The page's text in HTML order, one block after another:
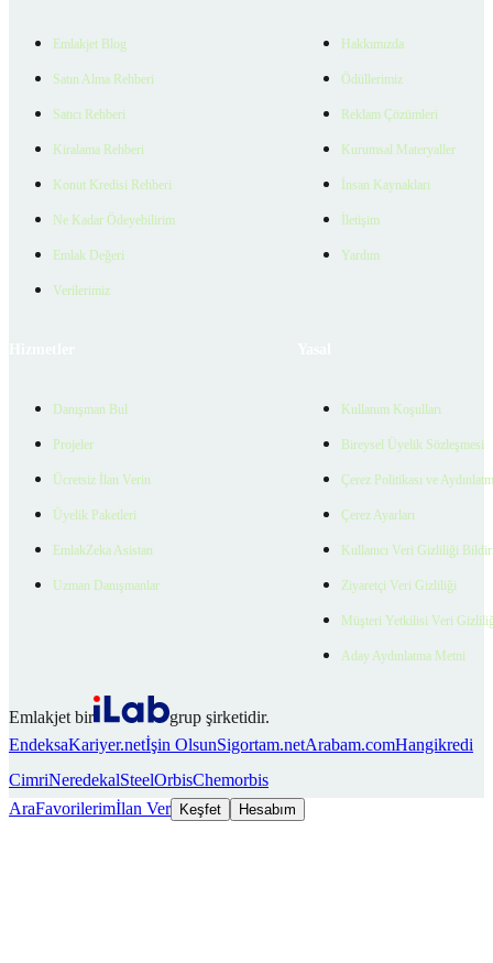
Emlakjet Blog
Satın Alma Rehberi
Satıcı Rehberi
Kiralama Rehberi
Konut Kredisi Rehberi
Ne Kadar Ödeyebilirim
Emlak Değeri
Verilerimiz
Hakkımızda
Ödüllerimiz
Reklam Çözümleri
Kurumsal Materyaller
İnsan Kaynakları
İletişim
Yardım
Danışman Bul
Projeler
Ücretsiz İlan Verin
Üyelik Paketleri
EmlakZeka Asistan
Uzman Danışmanlar
Kullanım Koşulları
Bireysel Üyelik Sözleşmesi
Çerez Politikası ve
Çerez Ayarları
Kullanıcı Veri Gizliliği
Ziyaretçi Veri Gizliliği
Müşteri Yetkilisi Veri
Aday Aydınlatma Metni
Emlakjet bir
grup şirketidir.
EndeksaKariyer.netİşin OlsunSigortam.netArabam.comHangikredi
CimriNeredekalSteelOrbisChemorbis
AraFavorilerimİlan Ver Keşfet Hesabım